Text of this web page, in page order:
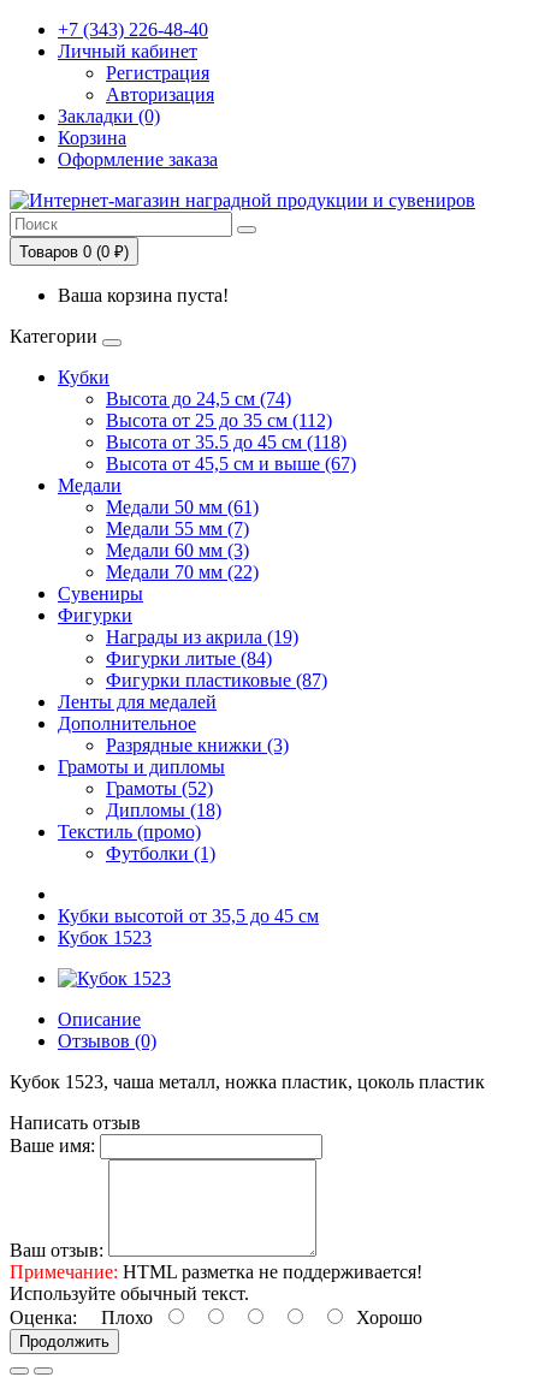
+7 (343) 226-48-40
Личный кабинет
Регистрация
Авторизация
Закладки (0)
Корзина
Оформление заказа
Товаров 0 (0 ₽)
Ваша корзина пуста!
Категории
Кубки
Высота до 24,5 см (74)
Высота от 25 до 35 см (112)
Высота от 35.5 до 45 см (118)
Высота от 45,5 см и выше (67)
Медали
Медали 50 мм (61)
Медали 55 мм (7)
Медали 60 мм (3)
Медали 70 мм (22)
Сувениры
Фигурки
Награды из акрила (19)
Фигурки литые (84)
Фигурки пластиковые (87)
Ленты для медалей
Дополнительное
Разрядные книжки (3)
Грамоты и дипломы
Грамоты (52)
Дипломы (18)
Текстиль (промо)
Футболки (1)
Кубки высотой от 35,5 до 45 см
Кубок 1523
Описание
Отзывов (0)
Кубок 1523, чаша металл, ножка пластик, цоколь пластик
Написать отзыв
Ваше имя:
Ваш отзыв:
Примечание: HTML разметка не поддерживается!
Используйте обычный текст.
Оценка: Плохо Хорошо
Продолжить